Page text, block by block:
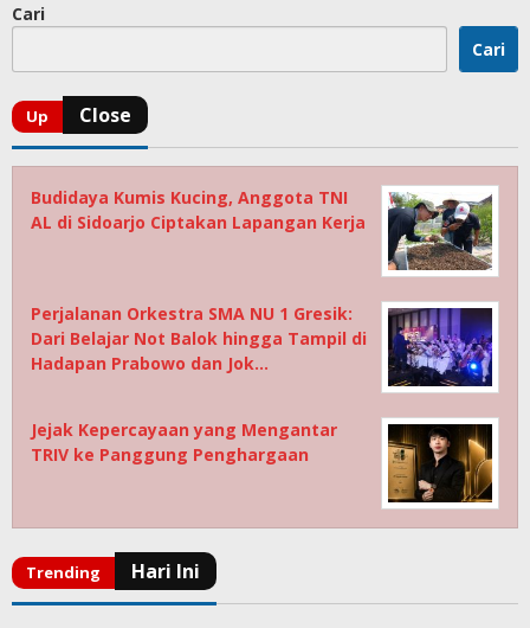
Cari
Cari
Budidaya Kumis Kucing, Anggota TNI
AL di Sidoarjo Ciptakan Lapangan Kerja
Perjalanan Orkestra SMA NU 1 Gresik:
Dari Belajar Not Balok hingga Tampil di
Hadapan Prabowo dan Jok…
Jejak Kepercayaan yang Mengantar
TRIV ke Panggung Penghargaan